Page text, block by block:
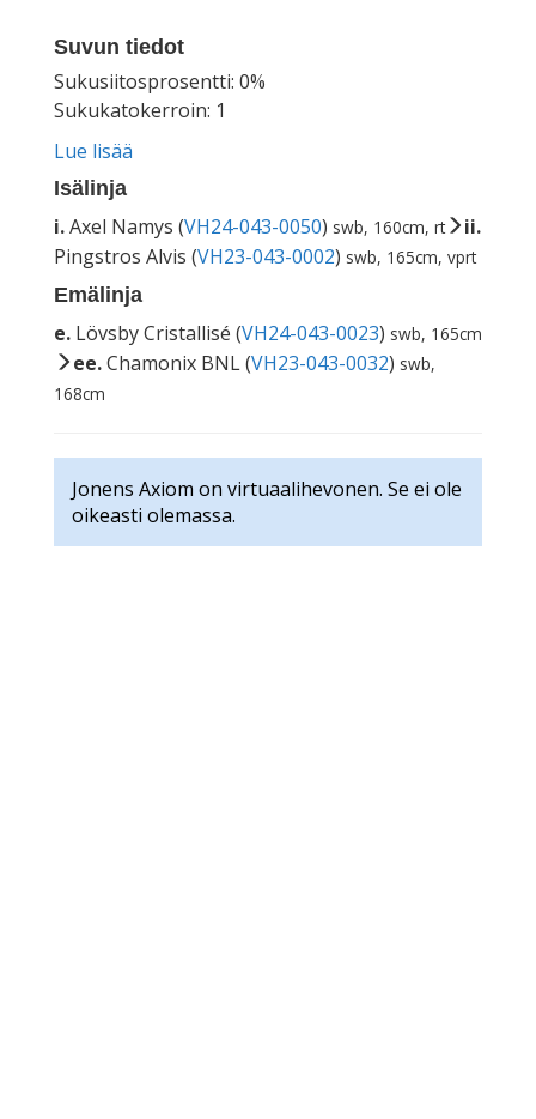
Suvun tiedot
Sukusiitosprosentti: 0%
Sukukatokerroin: 1
Lue lisää
Isälinja
i.Axel Namys (VH24-043-0050) swb, 160cm, rt
ii.
Pingstros Alvis (VH23-043-0002) swb, 165cm, vprt
Emälinja
e. Lövsby Cristallisé (VH24-043-0023) swb, 165cm
ee.Chamonix BNL (VH23-043-0032) swb,
168cm
Jonens Axiom on virtuaalihevonen. Se ei ole
oikeasti olemassa.